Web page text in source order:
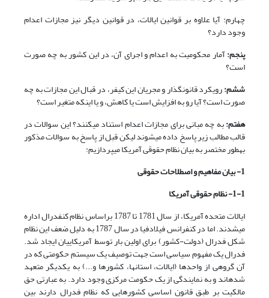
چهارم: آیا علاوه بر قوانین ایالات، در قوانین دیگر نیز مجازات اعدام
وجود دارد؟
پنجم:آمار محکومیت به اعدام و اجرای آن، در این کشور به چه صورت
است؟
ششم:رویکرد قانون­گذار و مجریان این کیفر، در قبال این مجازات به چه
صورت است؟ آیا رو به افزایش است یا کاهش، و یا این­که متغیر است؟
هفتم:به چه مبانی برای مجازات اعدام استناد می­کنند؟ این سوالات در
قالب مطالب زیر پاسخ داده می­شوند لیکن قبل از پاسخ به سوالات مذکور
به­طور مختصر به بیان نظام حقوقی آمریکا می­پردازیم:
1- بیان مفاهیم و اصطلاحات حقوقی
1-1- نظام حقوقی آمریکا
ایالات متحده آمریکا، از سال 1781 تا 1787 براساس نظام کنفدرال اداره
می­شدند. اما در کنفرانس فیلادفیا در سال 1787 به دلیل ضعف این نظام
شکل فدرال (دولت-کشور) برای اولین بار توسط آمریکاییان ایجاد شد.
فدرال یک مفهوم سیاسی است جهت توصیف یک سیستم حکومتی که در
آن گروهی از واحدها (ایالات، استان­ها، کشورها و...) به یکدیگر متعهد
شده­اند و به نمایندگی از یک حکومت مرکزی وجود دارد. به عبارتی حق
مالکیت بر طبق قانون اساسی کشورهایی که نظام فدرال دارند بین